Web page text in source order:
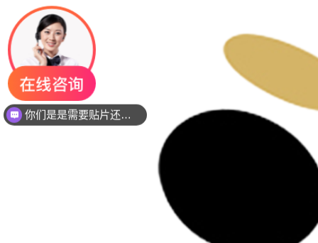
你们是是需要贴片还是插件灯珠呢？